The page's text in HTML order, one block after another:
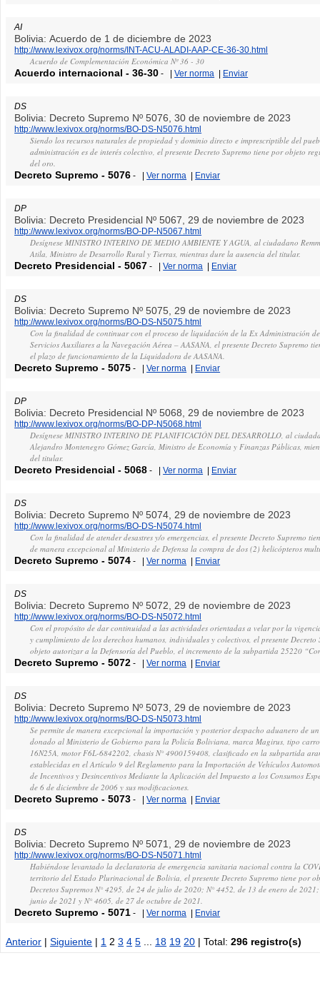
AI
Bolivia: Acuerdo de 1 de diciembre de 2023
http://www.lexivox.org/norms/INT-ACU-ALADI-AAP-CE-36-30.html
Acuerdo de Complementación Económica Nº 36 - 30
Acuerdo internacional -36-30 - |Ver norma | Enviar
DS
Bolivia: Decreto Supremo Nº 5076, 30 de noviembre de 2023
http://www.lexivox.org/norms/BO-DS-N5076.html
Siendo los recursos naturales de propiedad y dominio directo e imprescriptible del
administración es de interés colectivo, el presente Decreto Supremo tiene por objeto
del oro.
Decreto Supremo -5076 - |Ver norma | Enviar
DP
Bolivia: Decreto Presidencial Nº 5067, 29 de noviembre de 2023
http://www.lexivox.org/norms/BO-DP-N5067.html
Desígnese MINISTRO INTERINO DE MEDIO AMBIENTE Y AGUA, al ciudadano
Atila, Ministro de Desarrollo Rural y Tierras, mientras dure la ausencia del titular.
Decreto Presidencial -5067 - |Ver norma | Enviar
DS
Bolivia: Decreto Supremo Nº 5075, 29 de noviembre de 2023
http://www.lexivox.org/norms/BO-DS-N5075.html
Con la finalidad de continuar con el proceso de liquidación de la Ex Administración
Servicios Auxiliares a la Navegación Aérea – AASANA, el presente Decreto Supremo
el plazo de funcionamiento de la Liquidadora de AASANA.
Decreto Supremo -5075 - |Ver norma | Enviar
DP
Bolivia: Decreto Presidencial Nº 5068, 29 de noviembre de 2023
http://www.lexivox.org/norms/BO-DP-N5068.html
Desígnese MINISTRO INTERINO DE PLANIFICACIÓN DEL DESARROLLO, al
Alejandro Montenegro Gómez García, Ministro de Economía y Finanzas Públicas,
del titular.
Decreto Presidencial -5068 - |Ver norma | Enviar
DS
Bolivia: Decreto Supremo Nº 5074, 29 de noviembre de 2023
http://www.lexivox.org/norms/BO-DS-N5074.html
Con la finalidad de atender desastres y/o emergencias, el presente Decreto Supremo
de manera excepcional al Ministerio de Defensa la compra de dos (2) helicópteros
Decreto Supremo -5074 - |Ver norma | Enviar
DS
Bolivia: Decreto Supremo Nº 5072, 29 de noviembre de 2023
http://www.lexivox.org/norms/BO-DS-N5072.html
Con el propósito de dar continuidad a las actividades orientadas a velar por la
y cumplimiento de los derechos humanos, individuales y colectivos, el presente Decreto
objeto autorizar a la Defensoría del Pueblo, el incremento de la subpartida 25220
Decreto Supremo -5072 - |Ver norma | Enviar
DS
Bolivia: Decreto Supremo Nº 5073, 29 de noviembre de 2023
http://www.lexivox.org/norms/BO-DS-N5073.html
Se permite de manera excepcional la importación y posterior despacho aduanero de
donado al Ministerio de Gobierno para la Policía Boliviana, marca Magirus, tipo
16N25A, motor F6L-6842202, chasis N° 4900159408, clasificado en la subpartida
establecidas en el Artículo 9 del Reglamento para la Importación de Vehículos
de Incentivos y Desincentivos Mediante la Aplicación del Impuesto a los Consumos
de 6 de diciembre de 2006 y sus modificaciones.
Decreto Supremo -5073 - |Ver norma | Enviar
DS
Bolivia: Decreto Supremo Nº 5071, 29 de noviembre de 2023
http://www.lexivox.org/norms/BO-DS-N5071.html
Habiéndose levantado la declaratoria de emergencia sanitaria nacional contra la
territorio del Estado Plurinacional de Bolivia, el presente Decreto Supremo tiene por
Decretos Supremos N° 4295, de 24 de julio de 2020; N° 4452, de 13 de enero de
junio de 2021 y N° 4605, de 27 de octubre de 2021.
Decreto Supremo -5071 - |Ver norma | Enviar
Anterior |Siguiente | 1 23 4 5 18 19 20 | Total:296 registro(s)